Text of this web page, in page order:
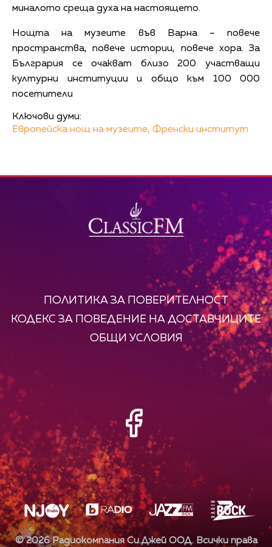
миналото среща духа на настоящето.
Нощта на музеите във Варна – повече
пространства, повече истории, повече хора. За
Бългрария се очакват близо 200 участващи
културни институции и общо към 100 000
посетители
Ключови думи:
Европейска нощ на музеите, Френски институт
ПОЛИТИКА ЗА ПОВЕРИТЕЛНОСТ
КОДЕКС ЗА ПОВЕДЕНИЕ НА ДОСТАВЧИЦИТЕ
ОБЩИ УСЛОВИЯ
©2026Радиокомпания Си.Джей ООД. Всички права